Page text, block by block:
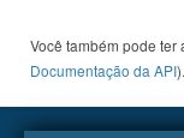
Você também pode ter
Documentação da API).